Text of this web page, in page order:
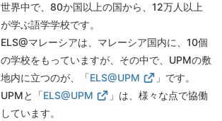
世界中で、 80か国以上の国から、 12万人以上
が学ぶ語学学校です。
ELS@マレーシアは、マレーシア国内に、 10個
の学校をもっていますが、その中で、 UPMの敷
地内に立つのが、「ELS@UPM
」です。
UPMと「ELS@UPM
」は、様々な点で協働
しています。